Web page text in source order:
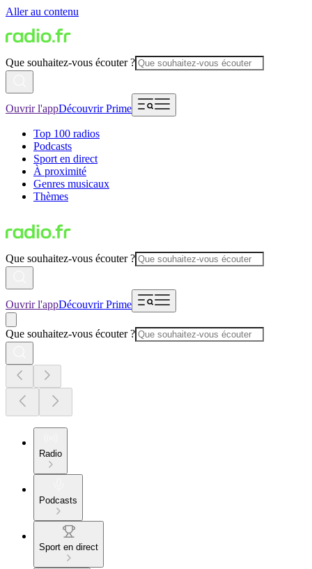
Aller au contenu
Que souhaitez-vous écouter ?
Ouvrir l'appDécouvrir Prime
Top 100 radios
Podcasts
Sport en direct
À proximité
Genres musicaux
Thèmes
Que souhaitez-vous écouter ?
Ouvrir l'appDécouvrir Prime
Que souhaitez-vous écouter ?
Radio
Podcasts
Sport en direct